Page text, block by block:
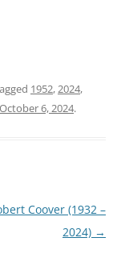
1952,2024,
October 6, 2024.
Coover (1932 –
2024) →